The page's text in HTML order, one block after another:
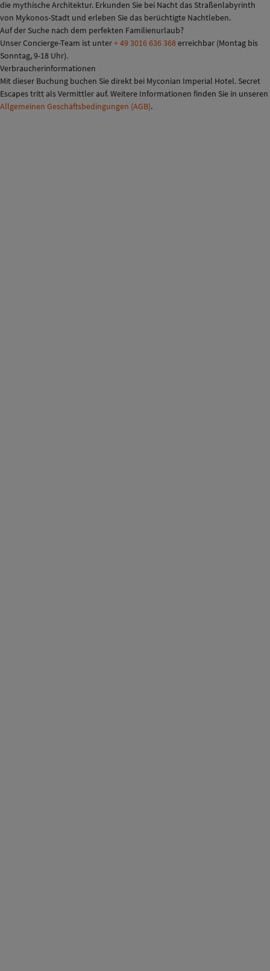
die mythische Architektur. Erkunden Sie bei Nacht das Straßenlabyrinth
von Mykonos-Stadt und erleben Sie das berüchtigte Nachtleben.
Auf der Suche nach dem perfekten Familienurlaub?
Unser Concierge-Team ist unter+ 49 3016 636 368erreichbar (Montag bis
Sonntag, 9-18 Uhr).
Verbraucherinformationen
Mit dieser Buchung buchen Sie direkt bei Myconian Imperial Hotel. Secret
Escapes tritt als Vermittler auf. Weitere Informationen finden Sie in unseren
Allgemeinen Geschäftsbedingungen (AGB).